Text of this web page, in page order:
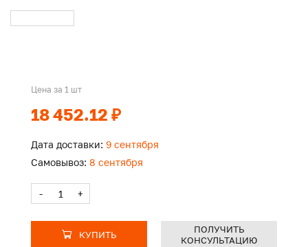
Цена за 1 шт
18 452.12 ₽
Дата доставки: 9 сентября
Самовывоз: 8 сентября
- +
КУПИТЬ
ПОЛУЧИТЬ
КОНСУЛЬТАЦИЮ